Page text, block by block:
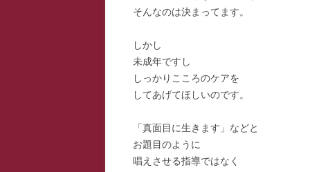
そんなのは決まってます。
しかし
未成年ですし
しっかりこころのケアを
してあげてほしいのです。
「真面目に生きます」などと
お題目のように
唱えさせる指導ではなく